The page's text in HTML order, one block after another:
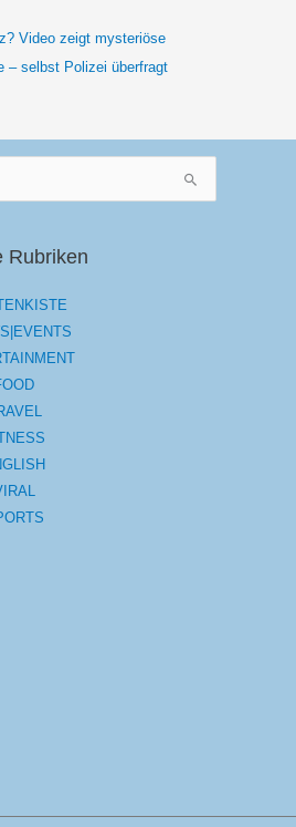
Video zeigt mysteriöse
– selbst Polizei überfragt
Rubriken